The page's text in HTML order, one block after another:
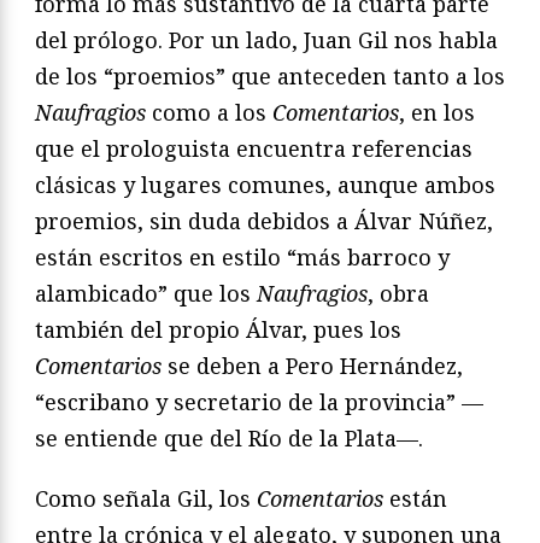
del prólogo. Por un lado, Juan Gil nos habla
de los “proemios” que anteceden tanto a los
Naufragios como a los Comentarios, en los
que el prologuista encuentra referencias
clásicas y lugares comunes, aunque ambos
proemios, sin duda debidos a Álvar Núñez,
están escritos en estilo “más barroco y
alambicado” que losNaufragios, obra
también del propio Álvar, pues los
Comentarios se deben a Pero Hernández,
“escribano y secretario de la provincia” —
se entiende que del Río de la Plata—.
Como señala Gil, los Comentarios están
entre la crónica y el alegato, y suponen una